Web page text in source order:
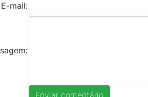
E-mail: